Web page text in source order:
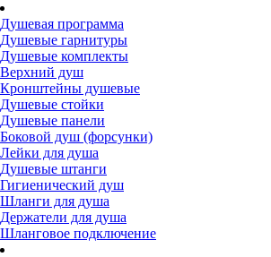
Душевая программа
Душевые гарнитуры
Душевые комплекты
Верхний душ
Кронштейны душевые
Душевые стойки
Душевые панели
Боковой душ (форсунки)
Лейки для душа
Душевые штанги
Гигиенический душ
Шланги для душа
Держатели для душа
Шланговое подключение